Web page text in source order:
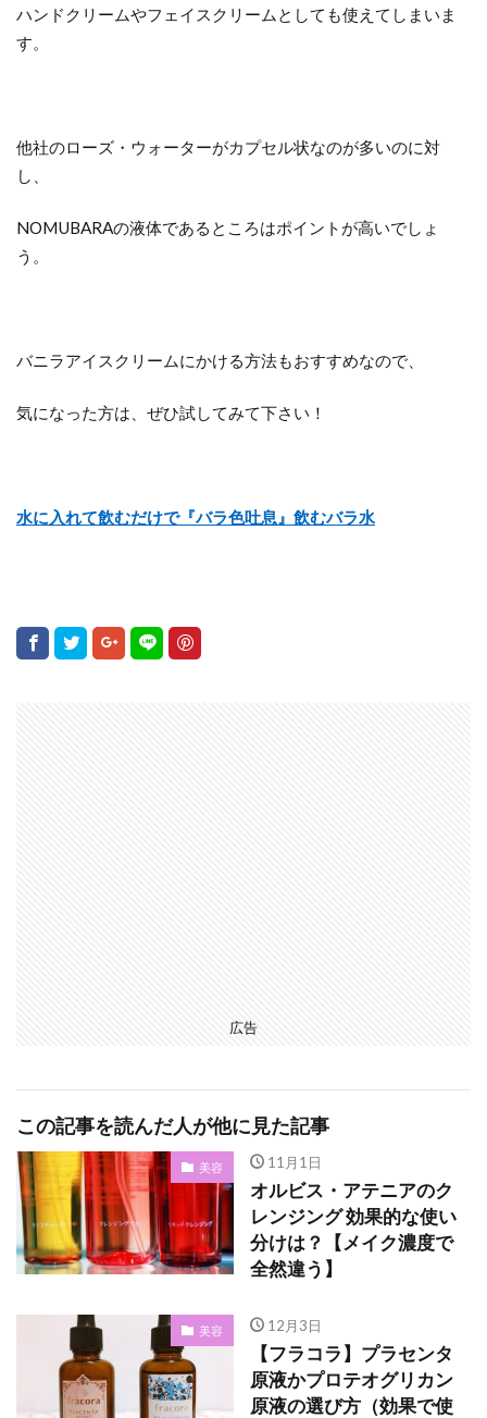
ハンドクリームやフェイスクリームとしても使えてしまいま
す。
他社のローズ・ウォーターがカプセル状なのが多いのに対
し、
NOMUBARAの液体であるところはポイントが高いでしょ
う。
バニラアイスクリームにかける方法もおすすめなので、
気になった方は、ぜひ試してみて下さい！
水に入れて飲むだけで『バラ色吐息』飲むバラ水
広告
この記事を読んだ人が他に見た記事
美容 11月1日
オルビス・アテニアのク
レンジング 効果的な使い
分けは？【メイク濃度で
全然違う】
美容 12月3日
【フラコラ】プラセンタ
原液かプロテオグリカン
原液の選び方（効果で使